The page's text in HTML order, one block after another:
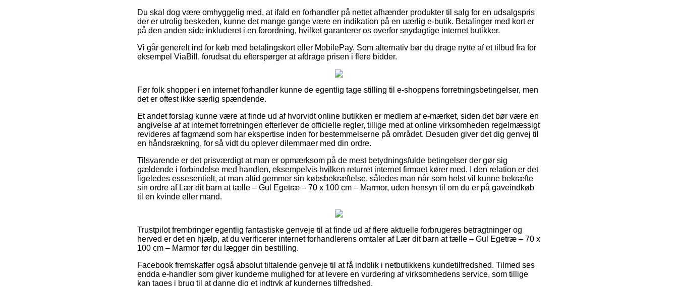
Du skal dog være omhyggelig med, at ifald en forhandler på nettet afhænder produkter til salg for en udsalgspris
der er utrolig beskeden, kunne det mange gange være en indikation på en uærlig e-butik. Betalinger med kort er
på den anden side inkluderet i en forordning, hvilket garanterer os overfor snydagtige internet butikker.
Vi går generelt ind for køb med betalingskort eller MobilePay. Som alternativ bør du drage nytte af et tilbud fra for
eksempel ViaBill, forudsat du efterspørger at afdrage prisen i flere bidder.
Før folk shopper i en internet forhandler kunne de egentlig tage stilling til e-shoppens forretningsbetingelser, men
det er oftest ikke særlig spændende.
Et andet forslag kunne være at finde ud af hvorvidt online butikken er medlem af e-mærket, siden det bør være en
angivelse af at internet forretningen efterlever de officielle regler, tillige med at online virksomheden regelmæssigt
revideres af fagmænd som har ekspertise inden for bestemmelserne på området. Desuden giver det dig genvej til
en håndsrækning, for så vidt du oplever dilemmaer med din ordre.
Tilsvarende er det prisværdigt at man er opmærksom på de mest betydningsfulde betingelser der gør sig
gældende i forbindelse med handlen, eksempelvis hvilken returret internet firmaet kører med. I den relation er det
ligeledes essesentielt, at man altid gemmer sin købsbekræftelse, således man når som helst vil kunne bekræfte
sin ordre af Lær dit barn at tælle – Gul Egetræ – 70 x 100 cm – Marmor, uden hensyn til om du er på gaveindkøb
til en kvinde eller mand.
Trustpilot frembringer egentlig fantastiske genveje til at finde ud af flere aktuelle forbrugeres betragtninger og
herved er det en hjælp, at du verificerer internet forhandlerens omtaler af Lær dit barn at tælle – Gul Egetræ – 70 x
100 cm – Marmor før du lægger din bestilling.
Facebook fremskaffer også absolut tiltalende genveje til at få indblik i netbutikkens kundetilfredshed. Tilmed ses
endda e-handler som giver kunderne mulighed for at levere en vurdering af virksomhedens service, som tillige
kan tages i brug til at danne dig et indtryk af kundernes tilfredshed.